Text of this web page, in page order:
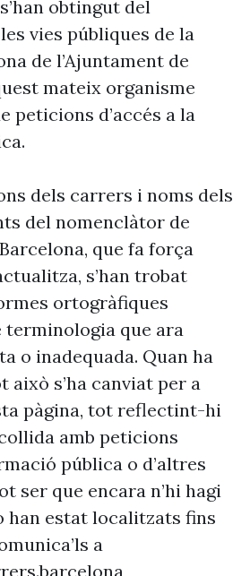
obtingut del
vies públiques de la
de l’Ajuntament de
mateix organisme
peticions d’accés a la
dels carrers i noms dels
del nomenclàtor de
que fa força
s’han trobat
ortogràfiques
terminologia que ara
o inadequada. Quan ha
això s’ha canviat per a
pàgina, tot reflectint-hi
amb peticions
pública o d’altres
ser que encara n’hi hagi
han estat localitzats fins
a